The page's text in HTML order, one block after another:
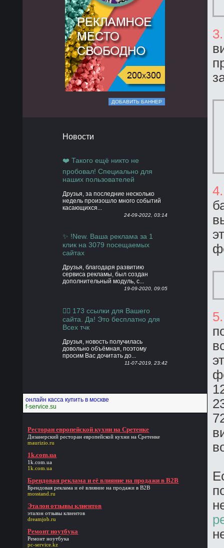
ДОБАВИТЬ БАННЕР
Новости
❤️ Такого ещё никто не
пробовал! Специально для
наших пользователей
Друзья, за последние несколько
недель произошло много событий
касающихся...
24-09-2022, 03:14
✨ !New. Ваша реклама за 1
клик на 3079 посещаемых
сайтах
Друзья, благодаря развитию
сервиса рекламы, был создан
дополнительный модуль, с...
19-09-2020, 09:05
👍🏻 173 ссылки для Вашего
сайта. Да! Это бесплатно для
Всех тчк
Друзья, новость получилась
довольно объёмная, поэтому
просим Вас дочитать до...
11-07-2019, 23:42
онлайн касса купить в москве
f-service.su
Ресторан европейской кухни на Сретенке
Дизанерскийресторан европейской кухни на Сретенке
maurizio.ru
1k.com.ua
1k.com.ua
1k.com.ua
Брендовая реклама и её влияние на продажи в В2В
Брендовая реклама и её влияние на продажи в В2В
mosstand.ru
Эталон отзывы клиентов
эталон отзывы клиентов
dreamjob.ru
Ремонт ноутбука
Ремонт ноутбука
pc-service.kz